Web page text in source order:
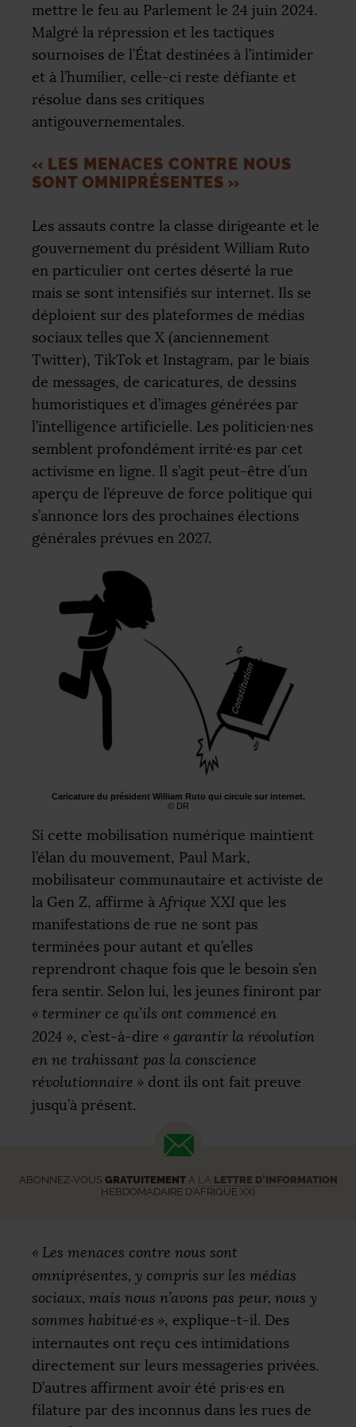
mettre le feu au Parlement le 24 juin 2024.
Malgré la répression et les tactiques
sournoises de l’État destinées à l’intimider
et à l’humilier, celle-ci reste défiante et
résolue dans ses critiques
antigouvernementales.
« LES MENACES CONTRE NOUS
SONT OMNIPRÉSENTES »
Les assauts contre la classe dirigeante et le
gouvernement du président William Ruto
en particulier ont certes déserté la rue
mais se sont intensifiés sur internet. Ils se
déploient sur des plateformes de médias
sociaux telles que X (anciennement
Twitter), TikTok et Instagram, par le biais
de messages, de caricatures, de dessins
humoristiques et d’images générées par
l’intelligence artificielle. Les politicien·nes
semblent profondément irrité·es par cet
activisme en ligne. Il s’agit peut-être d’un
aperçu de l’épreuve de force politique qui
s’annonce lors des prochaines élections
générales prévues en 2027.
Caricature du président William Ruto qui circule sur internet.
© DR
Si cette mobilisation numérique maintient
l’élan du mouvement, Paul Mark,
mobilisateur communautaire et activiste de
la Gen Z, affirme à Afrique XXI que les
manifestations de rue ne sont pas
terminées pour autant et qu’elles
reprendront chaque fois que le besoin s’en
fera sentir. Selon lui, les jeunes finiront par
« terminer ce qu’ils ont commencé en
2024 », c’est-à-dire « garantir la révolution
en ne trahissant pas la conscience
révolutionnaire » dont ils ont fait preuve
jusqu’à présent.
ABONNEZ-VOUS GRATUITEMENTÀ LA LETTRE D’INFORMATION
HEBDOMADAIRE D’AFRIQUE XXI
« Les menaces contre nous sont
omniprésentes, y compris sur les médias
sociaux, mais nous n’avons pas peur, nous y
sommes habitué·es », explique-t-il. Des
internautes ont reçu ces intimidations
directement sur leurs messageries privées.
D’autres affirment avoir été pris·es en
filature par des inconnus dans les rues de